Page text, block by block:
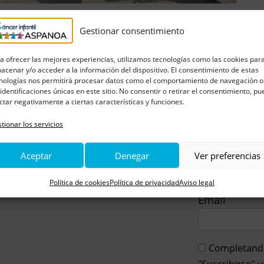
Gestionar consentimiento
ofrecer las mejores experiencias, utilizamos tecnologías como las cookies para
y/o acceder a la información del dispositivo. El consentimiento de estas
nos permitirá procesar datos como el comportamiento de navegación o
únicas en este sitio. No consentir o retirar el consentimiento,
negativamente a ciertas características y funciones.
los servicios
Aceptar Denegar Ver preferencias
Política de cookiesPolítica de privacidadAviso legal
y adolescentes con cáncer en las distintas
invertir 200.000 euros para poner en
cáncer infantil de Aragón
y el neuroblastoma, enfermades que
El proyecto, en la que participan seis
los próximos cinco años y cuenta con
Universidad de Zaragoza, alcanzando una
Email